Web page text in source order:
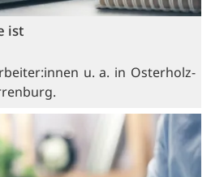
ist
u. a. in Osterholz-